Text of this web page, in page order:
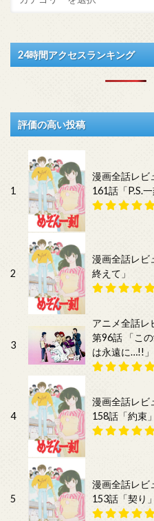
24時間アクセスランキング
評価の高い投稿
1
漫画全話レビ
161話「P.S.一
2
漫画全話レビ
終えて」
3
アニメ全話レ
第96話 「こ
は永遠に…!!」
4
漫画全話レビ
158話「約束」
5
漫画全話レビ
153話「契り」